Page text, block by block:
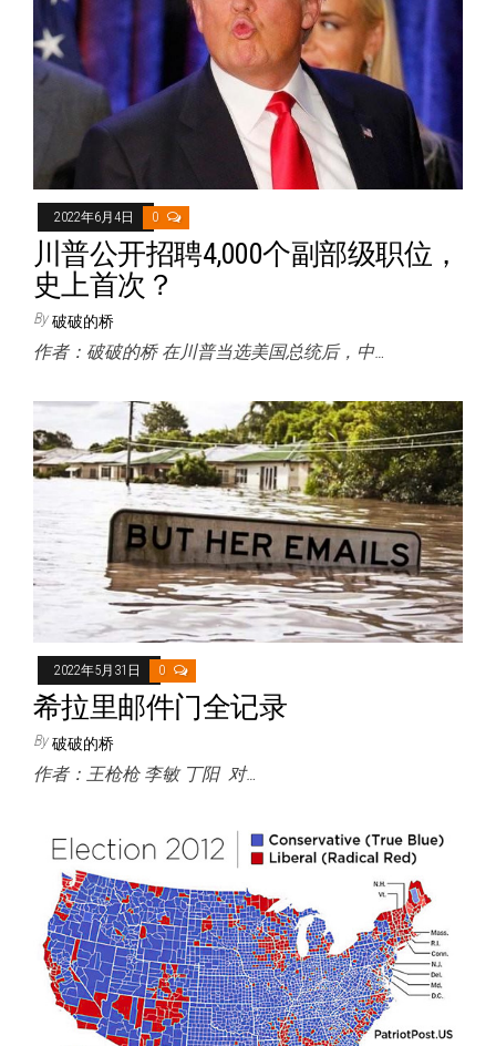
2022年6月4日 0
川普公开招聘4,000个副部级职位，
史上首次？
By 破破的桥
作者：破破的桥 在川普当选美国总统后，中…
2022年5月31日 0
希拉里邮件门全记录
By 破破的桥
作者：王枪枪 李敏 丁阳 对…